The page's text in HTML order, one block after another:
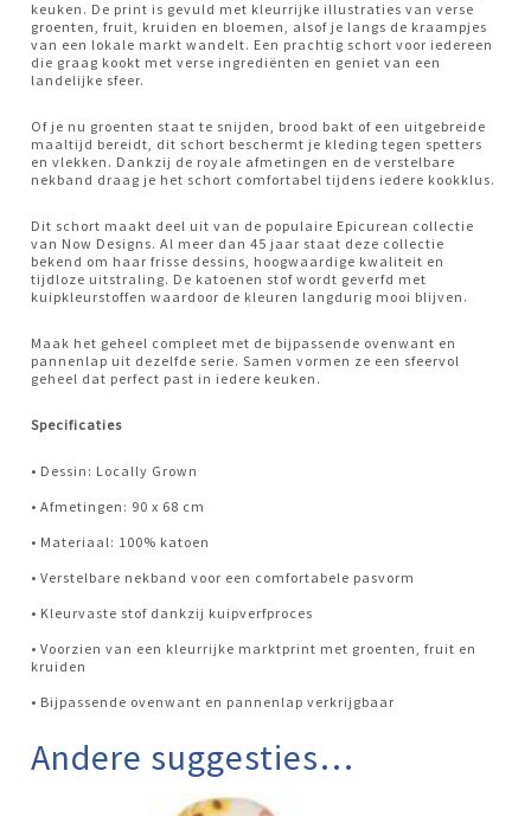
keuken. De print is gevuld met kleurrijke illustraties van verse
groenten, fruit, kruiden en bloemen, alsof je langs de kraampjes
van een lokale markt wandelt. Een prachtig schort voor iedereen
die graag kookt met verse ingrediënten en geniet van een
landelijke sfeer.
Of je nu groenten staat te snijden, brood bakt of een uitgebreide
maaltijd bereidt, dit schort beschermt je kleding tegen spetters
en vlekken. Dankzij de royale afmetingen en de verstelbare
nekband draag je het schort comfortabel tijdens iedere kookklus.
Dit schort maakt deel uit van de populaire Epicurean collectie
van Now Designs. Al meer dan 45 jaar staat deze collectie
bekend om haar frisse dessins, hoogwaardige kwaliteit en
tijdloze uitstraling. De katoenen stof wordt geverfd met
kuipkleurstoffen waardoor de kleuren langdurig mooi blijven.
Maak het geheel compleet met de bijpassende ovenwant en
pannenlap uit dezelfde serie. Samen vormen ze een sfeervol
geheel dat perfect past in iedere keuken.
Specificaties
• Dessin: Locally Grown
• Afmetingen: 90 x 68 cm
• Materiaal: 100% katoen
• Verstelbare nekband voor een comfortabele pasvorm
• Kleurvaste stof dankzij kuipverfproces
• Voorzien van een kleurrijke marktprint met groenten, fruit en
kruiden
• Bijpassende ovenwant en pannenlap verkrijgbaar
Andere suggesties…